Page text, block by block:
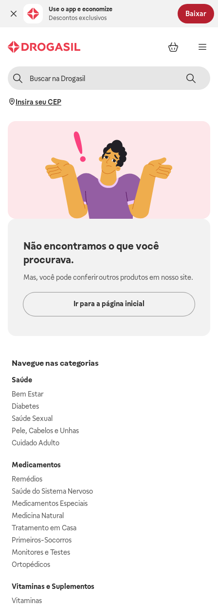
Use o app e economize
Descontos exclusivos
Baixar
Insira seu CEP
Não encontramos o que você
procurava.
Mas, você pode conferir outros produtos em nosso site.
Ir para a página inicial
Navegue nas categorias
Saúde
Bem Estar
Diabetes
Saúde Sexual
Pele, Cabelos e Unhas
Cuidado Adulto
Medicamentos
Remédios
Saúde do Sistema Nervoso
Medicamentos Especiais
Medicina Natural
Tratamento em Casa
Primeiros-Socorros
Monitores e Testes
Ortopédicos
Vitaminas e Suplementos
Vitaminas